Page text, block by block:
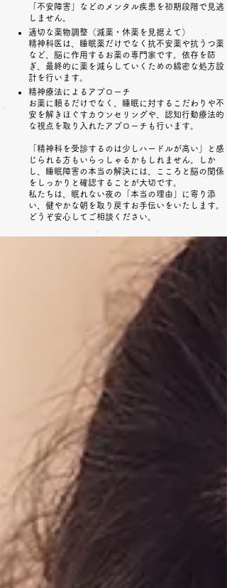
「不安障害」などのメンタル疾患を初期段階で見逃
しません。
適切な薬物調整（減薬・休薬を見据えて）
精神科医は、睡眠薬だけでなく抗不安薬や抗うつ薬
など、脳に作用するお薬の専門家です。依存を防
ぎ、最終的に薬を減らしていくための綿密な処方設
計を行います。
精神療法によるアプローチ
お薬に頼るだけでなく、睡眠に対するこだわりや不
安を解きほぐすカウンセリングや、認知行動療法的
な視点を取り入れたアプローチも行います。
「精神科を受診するのは少しハードルが高い」と感
じられる方もいらっしゃるかもしれません。しか
し、睡眠障害の本当の解決には、こころと脳の関係
をしっかりと確認することが大切です。
私たちは、眠れない夜の「本当の理由」に寄り添
い、健やかな朝を取り戻すお手伝いをいたします。
どうぞ安心してご相談ください。